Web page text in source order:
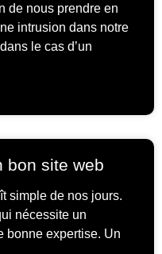
de nous prendre en
intrusion dans notre
le cas d’un
bon site web
simple de nos jours.
nécessite un
bonne expertise. Un